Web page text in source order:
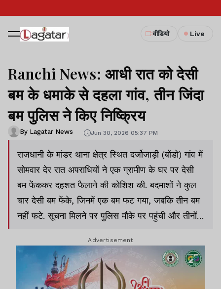
वीडियो Live
Ranchi News: आधी रात को देसी
बम के धमाके से दहला गांव, तीन जिंदा
बम पुलिस ने किए निष्क्रिय
By Lagatar News Jun 30, 2026 05:37 PM
राजधानी के मांडर थाना क्षेत्र स्थित दर्जोजाड़ी (बोंडो) गांव में
सोमवार देर रात अपराधियों ने एक ग्रामीण के घर पर देसी
बम फेंककर दहशत फैलाने की कोशिश की. बदमाशों ने कुल
चार देसी बम फेंके, जिनमें एक बम फट गया, जबकि तीन बम
नहीं फटे. सूचना मिलने पर पुलिस मौके पर पहुंची और तीनों
Advertisement